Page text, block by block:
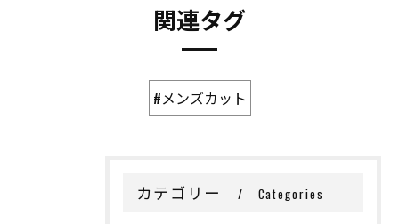
関連タグ
#メンズカット
カテゴリー Categories